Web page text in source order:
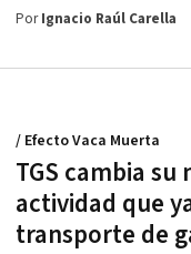
PorIgnacio Raúl Carella
TGS cambia su
actividad que
transporte de
/ Efecto Vaca Muerta